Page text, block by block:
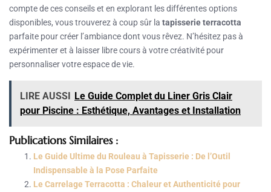
compte de ces conseils et en explorant les différentes options
disponibles, vous trouverez à coup sûr la tapisserie terracotta
parfaite pour créer l’ambiance dont vous rêvez. N’hésitez pas à
expérimenter et à laisser libre cours à votre créativité pour
personnaliser votre espace de vie.
LIRE AUSSI Le Guide Complet du Liner Gris Clair
pour Piscine : Esthétique, Avantages et Installation
Publications Similaires :
Le Guide Ultime du Rouleau à Tapisserie : De l’Outil
Indispensable à la Pose Parfaite
Le Carrelage Terracotta : Chaleur et Authenticité pour